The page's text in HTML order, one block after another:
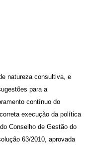
natureza consultiva, e
para a
contínuo do
execução da política
Conselho de Gestão do
63/2010, aprovada